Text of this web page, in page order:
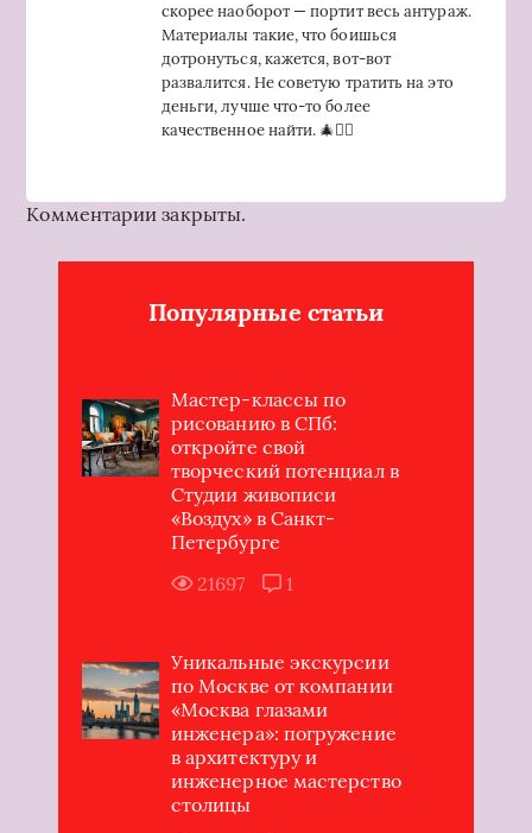
скорее наоборот — портит весь антураж.
Материалы такие, что боишься
дотронуться, кажется, вот-вот
развалится. Не советую тратить на это
деньги, лучше что-то более
качественное найти. 🎄🤦‍♂️
Комментарии закрыты.
Популярные статьи
Мастер-классы по
рисованию в СПб:
откройте свой
творческий потенциал в
Студии живописи
«Воздух» в Санкт-
Петербурге
21697
1
Уникальные экскурсии
по Москве от компании
«Москва глазами
инженера»: погружение
в архитектуру и
инженерное мастерство
столицы